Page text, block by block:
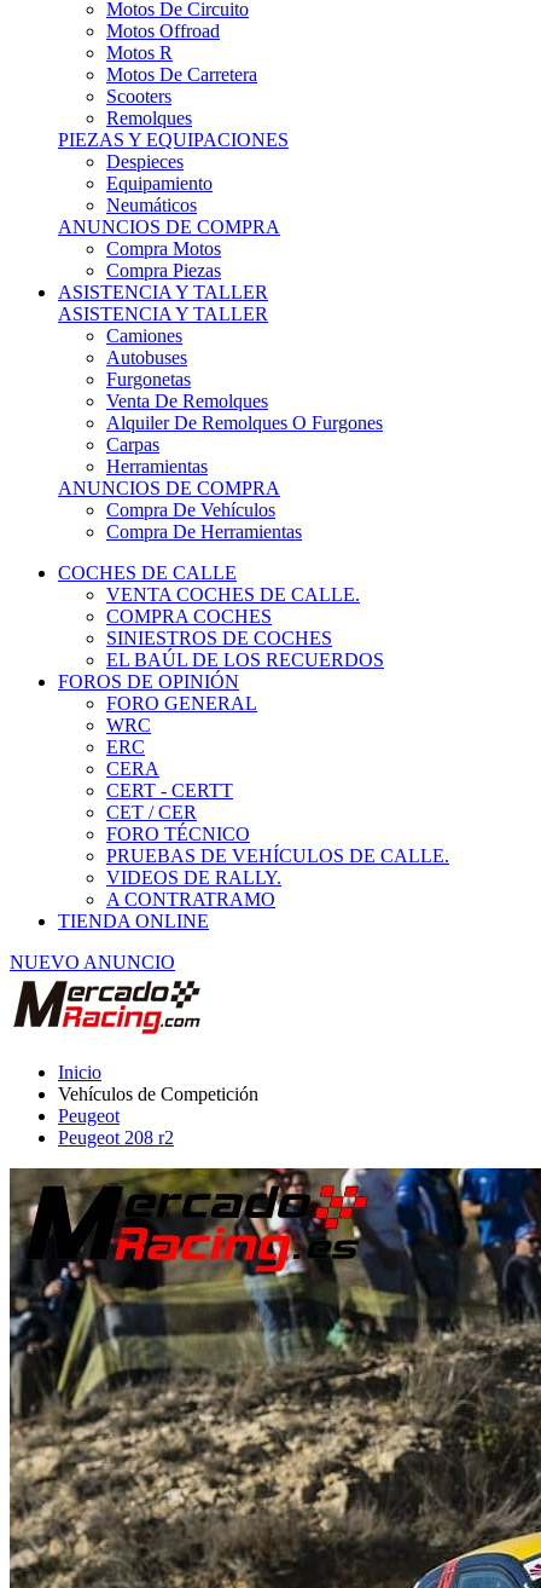
Motos R
Motos De Carretera
Scooters
Remolques
PIEZAS Y EQUIPACIONES
Despieces
Equipamiento
Neumáticos
ANUNCIOS DE COMPRA
Compra Motos
Compra Piezas
ASISTENCIA Y TALLER
ASISTENCIA Y TALLER
Camiones
Autobuses
Furgonetas
Venta De Remolques
Alquiler De Remolques O Furgones
Carpas
Herramientas
ANUNCIOS DE COMPRA
Compra De Vehículos
Compra De Herramientas
COCHES DE CALLE
VENTA COCHES DE CALLE.
COMPRA COCHES
SINIESTROS DE COCHES
EL BAÚL DE LOS RECUERDOS
FOROS DE OPINIÓN
FORO GENERAL
WRC
ERC
CERA
CERT - CERTT
CET / CER
FORO TÉCNICO
PRUEBAS DE VEHÍCULOS DE CALLE.
VIDEOS DE RALLY.
A CONTRATRAMO
TIENDA ONLINE
NUEVO ANUNCIO
Vehículos de Competición
Peugeot
Peugeot 208 r2